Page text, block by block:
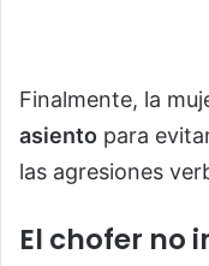
Finalmente, la
asiento para
las agresiones
El chofer no